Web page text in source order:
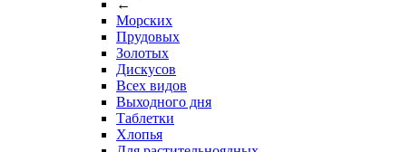
←
Морских
Прудовых
Золотых
Дискусов
Всех видов
Выходного дня
Таблетки
Хлопья